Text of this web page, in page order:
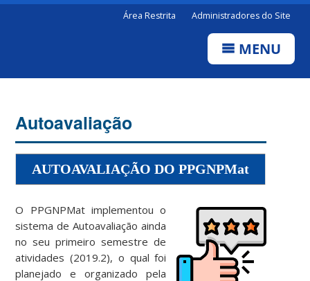
Área Restrita Administradores do Site
MENU
Autoavaliação
AUTOAVALIAÇÃO DO PPGNPMat
O PPGNPMat implementou o
sistema de Autoavaliação ainda
no seu primeiro semestre de
atividades (2019.2), o qual foi
planejado e organizado pela